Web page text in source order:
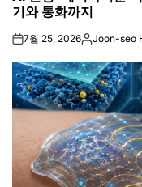
기와 통화까지
on7월 25, 2026Posted
Joon-seo